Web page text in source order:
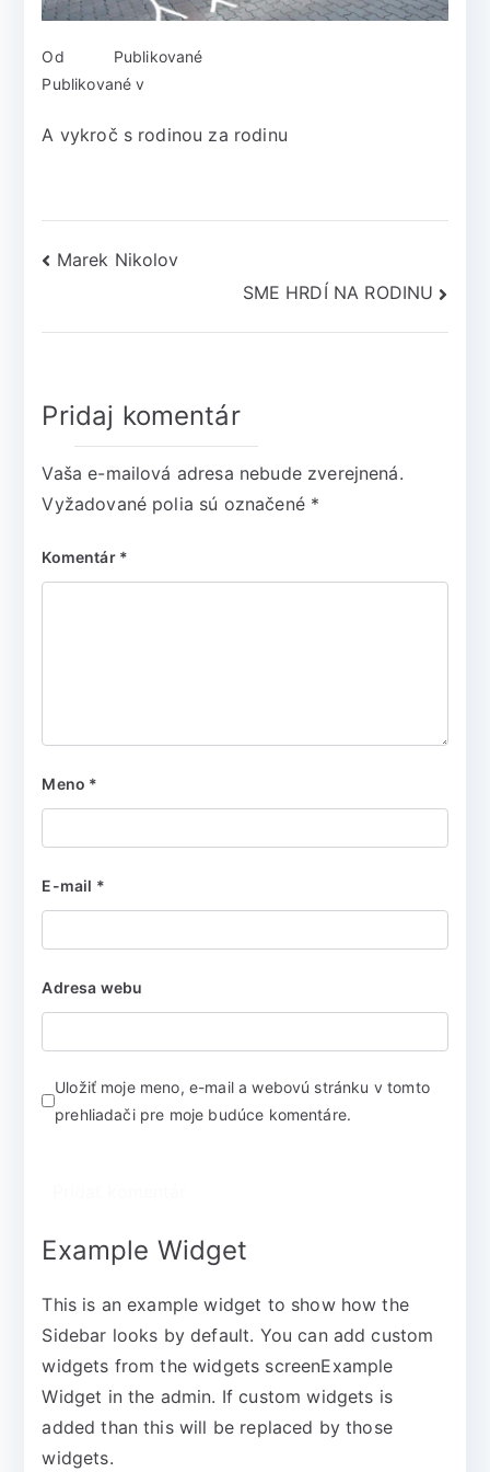
Od Publikované
Publikované v
A vykroč s rodinou za rodinu
Marek Nikolov
SME HRDÍ NA RODINU
Pridaj komentár
Vaša e-mailová adresa nebude zverejnená.
Vyžadované polia sú označené *
Komentár *
Meno *
E-mail *
Adresa webu
Uložiť moje meno, e-mail a webovú stránku v tomto
prehliadači pre moje budúce komentáre.
Example Widget
This is an example widget to show how the
Sidebar looks by default. You can add custom
widgets from the widgets screenExample
Widget in the admin. If custom widgets is
added than this will be replaced by those
widgets.